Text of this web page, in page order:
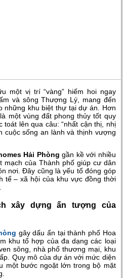
một vị trí “vàng” hiếm hoi ngay
và sông Thượng Lý, mang đến
những khu biệt thự tại dự án. Hơn
một vùng đất phong thủy tốt quy
lên qua câu: “nhất cận thị, nhị
cuộc sống an lành và thịnh vượng
Hải Phòng gần kề với nhiều
mạch của Thành phố giúp cư dân
nơi. Đây cũng là yếu tố đóng góp
tế – xã hội của khu vực đồng thời
xây dựng ấn tượng của
gây dấu ấn tại thành phố Hoa
khu tổ hợp của đa dạng các loại
sông, nhà phố thương mại, khu
Quy mô của dự án với mức diện
một bước ngoặt lớn trong bộ mặt